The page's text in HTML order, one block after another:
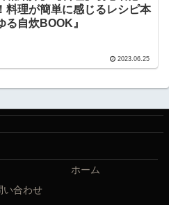
料理が簡単に感じるレシピ本
る自炊BOOK』
2023.06.25
ホーム
い合わせ